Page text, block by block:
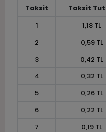
Taksit Taksit
1
1,18 TL
2
0,59 TL
3
0,42 TL
4
0,32 TL
5
0,26 TL
6
0,22 TL
7
0,19 TL